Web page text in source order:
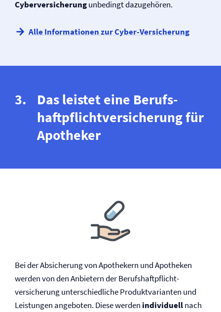
Cyber­versicherungunbedingt dazugehören.
Alle Informationen zur Cyber-Versicherung
Das leistet eine Berufs­
haftpflicht­versicherung für
Apotheker
Bei der Absicherung von Apothekern und Apotheken
werden von den Anbietern der Berufs­haftpflicht­
versicherung unterschiedliche Produktvarianten und
Leistungen angeboten. Diese werden individuellnach